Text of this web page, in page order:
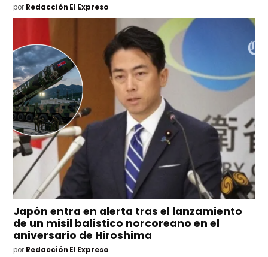
por Redacción El Expreso
Japón entra en alerta tras el lanzamiento
de un misil balístico norcoreano en el
aniversario de Hiroshima
por Redacción El Expreso